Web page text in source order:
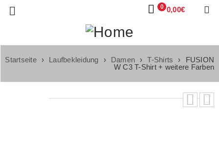
0 0,00€
Startseite › Laufbekleidung › Damen › T-Shirts ›
FUSION
W C3 T-Shirt + weitere Farben